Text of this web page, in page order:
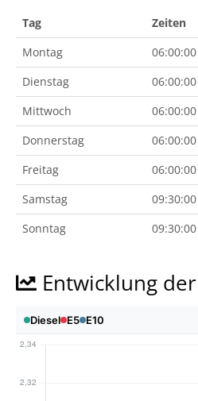
Tag
Zeiten
Montag
Dienstag
Mittwoch
Donnerstag
Freitag
Samstag
Sonntag
Entwicklung